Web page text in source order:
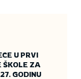
U PRVI
ŠKOLE ZA
GODINU